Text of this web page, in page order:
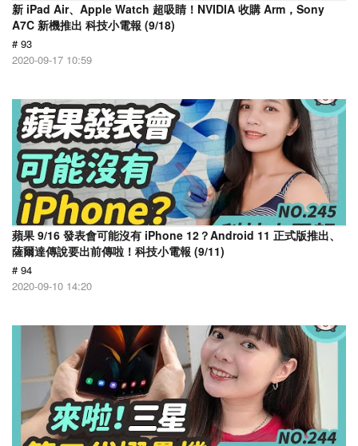
新 iPad Air、Apple Watch 超吸睛！NVIDIA 收購 Arm，Sony
A7C 新機推出 科技小電報 (9/18)
# 93
2020-09-17 10:59
蘋果 9/16 發表會可能沒有 iPhone 12？Android 11 正式版推出、
薩爾達傳說要出前傳啦！科技小電報 (9/11)
# 94
2020-09-10 14:20